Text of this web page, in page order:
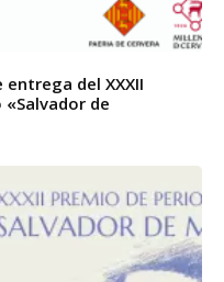
del XXXII
de